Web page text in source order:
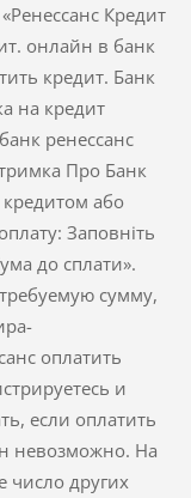
Кредит
онлайн в банк
кредит. Банк
на кредит
ренессанс
Про Банк
кредитом або
Заповніть
до сплати».
сумму,
оплатить
и
если оплатить
невозможно. На
число других